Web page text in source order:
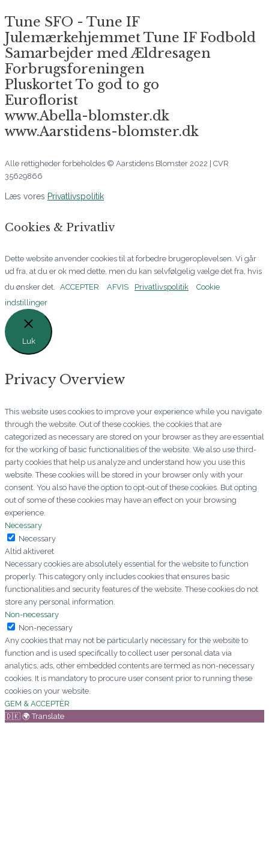
Tune SFO - Tune IF
Julemærkehjemmet Tune IF Fodbold
Samarbejder med Ældresagen
Forbrugsforeningen
Pluskortet To god to go
Euroflorist
www.Abella-blomster.dk
www.Aarstidens-blomster.dk
Alle rettigheder forbeholdes © Aarstidens Blomster 2022 | CVR
35629866
Læs vores Privatlivspolitik
Cookies & Privatliv
Dette website anvender cookies til at forbedre brugeroplevelsen. Vi går
ud fra, at du er ok med dette, men du kan selvfølgelig vælge det fra, hvis
du ønsker det.
ACCEPTER AFVIS Privatlivspolitik
Cookie
indstillinger
Luk
Privacy Overview
This website uses cookies to improve your experience while you navigate
through the website. Out of these cookies, the cookies that are
categorized as necessary are stored on your browser as they are essential
for the working of basic functionalities of the website. We also use third-
party cookies that help us analyze and understand how you use this
website. These cookies will be stored in your browser only with your
consent. You also have the option to opt-out of these cookies. But opting
out of some of these cookies may have an effect on your browsing
experience.
Necessary
Necessary
Altid aktiveret
Necessary cookies are absolutely essential for the website to function
properly. This category only includes cookies that ensures basic
functionalities and security features of the website. These cookies do not
store any personal information.
Non-necessary
Non-necessary
Any cookies that may not be particularly necessary for the website to
function and is used specifically to collect user personal data via
analytics, ads, other embedded contents are termed as non-necessary
cookies. It is mandatory to procure user consent prior to running these
cookies on your website.
GEM & ACCEPTÈR
🇩🇰 🌍 Translate